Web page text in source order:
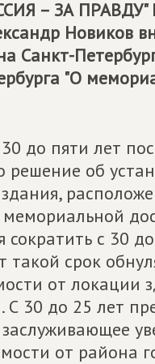
– ЗА ПРАВДУ"
Новиков
Санкт-
"О
до пяти лет
решение об
мемориальной
сократить с 30
такой срок
от локации
30 до 25 лет
от района